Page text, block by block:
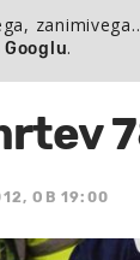
.
OB 19:00